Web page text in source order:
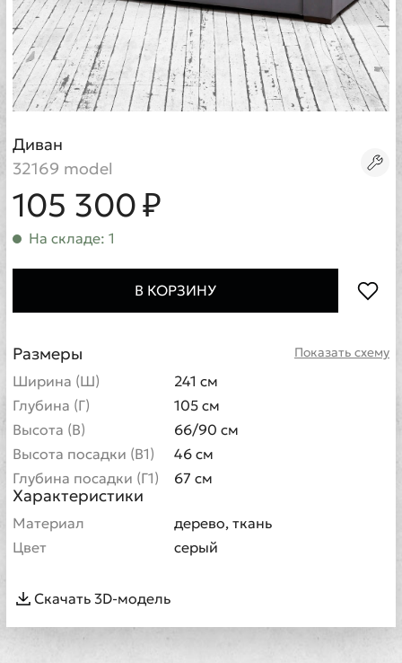
Диван
32169 model
105 300 ₽
На складе: 1
В КОРЗИНУ
Показать схему
Размеры
Ширина (Ш)
241 см
Глубина (Г)
105 см
Высота (В)
66/90 см
Высота посадки (В1)
46 см
Глубина посадки (Г1)
67 см
Характеристики
Материал
дерево, ткань
Цвет
серый
Скачать 3D-модель